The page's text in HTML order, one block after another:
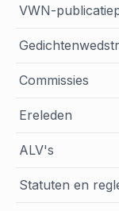
VWN-
Commissies
Ereleden
ALV's
Statuten en